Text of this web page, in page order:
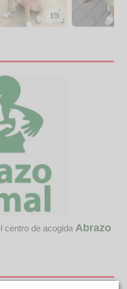
1/3
centro de acogida Abrazo